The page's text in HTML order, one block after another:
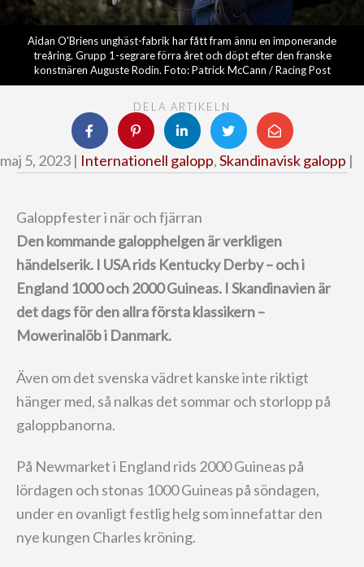
Aidan O'Briens unghäst-fabrik har fått fram ännu en imponerande
treåring. Grupp 1-segrare förra året och döpt efter den franske
konstnären Auguste Rodin. Foto: Patrick McCann / Racing Post
DELA ARTIKELN
maj 5, 2023 | Internationell galopp,Skandinavisk galopp |
Galoppfester i när och fjärran
Den kommande galopphelgen är verkligen
händelserik. I USA rids Kentucky Derby – och i
England 1000 och 2000 Guineas. I Skandinavien är
det dags för den allra första klassikern –
Mowerinalöb i Danmark.
Även om det svenska vädret kanske inte riktigt
hänger med, så nalkas det sommar och storlopp på
galoppbanorna.
På Newmarket i England rids 2000 Guineas på
lördagen och stonas 1000 Guineas på söndagen,
under en ovanligt festlig helg som innefattar den
nye kungen Charles kröning.